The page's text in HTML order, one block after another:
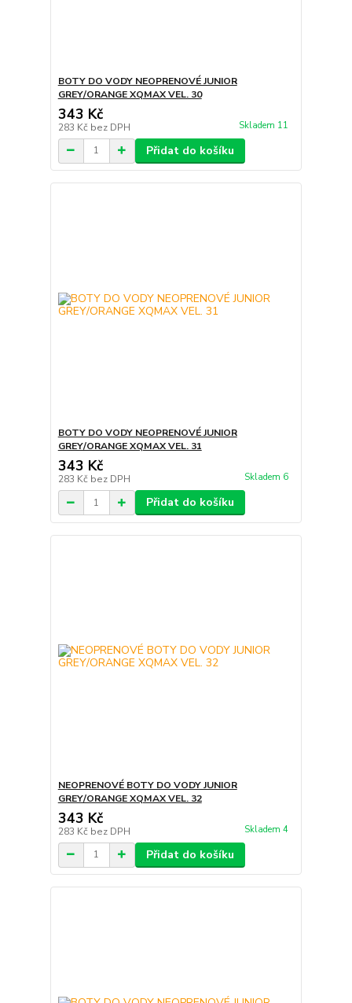
BOTY DO VODY NEOPRENOVÉ JUNIOR
GREY/ORANGE XQMAX VEL. 30
343 Kč
283 Kč bez DPH Skladem 11
Přidat do košíku
BOTY DO VODY NEOPRENOVÉ JUNIOR
GREY/ORANGE XQMAX VEL. 31
343 Kč
283 Kč bez DPH Skladem 6
Přidat do košíku
NEOPRENOVÉ BOTY DO VODY JUNIOR
GREY/ORANGE XQMAX VEL. 32
343 Kč
283 Kč bez DPH Skladem 4
Přidat do košíku